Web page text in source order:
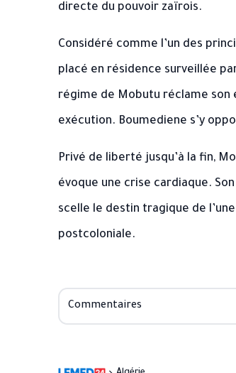
directe du pouvoir zaïrois.
Considéré comme l’un des
placé en résidence surveillée
régime de Mobutu réclame
exécution. Boumediene s’y
Privé de liberté jusqu’à la fin,
évoque une crise cardiaque.
scelle le destin tragique de
postcoloniale.
Commentaires